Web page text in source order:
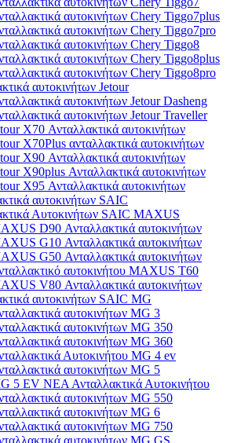
αυτοκινήτων Chery Tiggo7plus
αυτοκινήτων Chery Tiggo7pro
αυτοκινήτων Chery Tiggo8
αυτοκινήτων Chery Tiggo8plus
αυτοκινήτων Chery Tiggo8pro
αυτοκινήτων Jetour
αυτοκινήτων Jetour Dasheng
αυτοκινήτων Jetour Traveller
X70 Ανταλλακτικά αυτοκινήτων
X70Plus ανταλλακτικά αυτοκινήτων
X90 Ανταλλακτικά αυτοκινήτων
X90plus Ανταλλακτικά αυτοκινήτων
X95 Ανταλλακτικά αυτοκινήτων
αυτοκινήτων SAIC
Αυτοκινήτων SAIC MAXUS
D90 Ανταλλακτικά αυτοκινήτων
G10 Ανταλλακτικά αυτοκινήτων
G50 Ανταλλακτικά αυτοκινήτων
αυτοκινήτου MAXUS T60
V80 Ανταλλακτικά αυτοκινήτων
αυτοκινήτων SAIC MG
αυτοκινήτων MG 3
αυτοκινήτων MG 350
αυτοκινήτων MG 360
Αυτοκινήτου MG 4 ev
αυτοκινήτων MG 5
5 EV ΝΕΑ Ανταλλακτικά Αυτοκινήτου
αυτοκινήτων MG 550
αυτοκινήτων MG 6
αυτοκινήτων MG 750
αυτοκινήτων MG GS